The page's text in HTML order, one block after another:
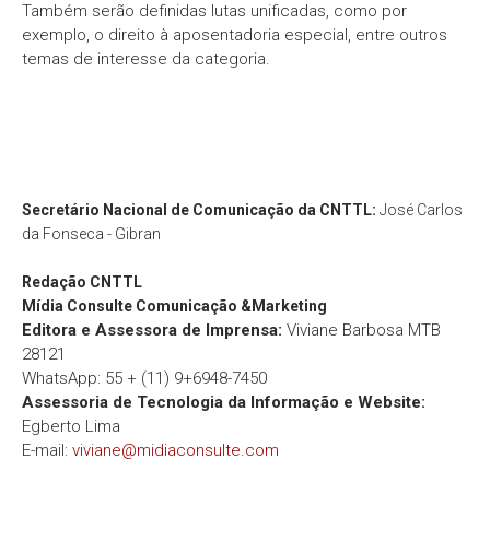
Também serão definidas lutas unificadas, como por
exemplo, o direito à aposentadoria especial, entre outros
temas de interesse da categoria.
Secretário Nacional de Comunicação da CNTTL: José Carlos
da Fonseca - Gibran
Redação CNTTL
Mídia Consulte Comunicação &Marketing
Editora e Assessora de Imprensa: Viviane Barbosa MTB
28121
WhatsApp: 55 + (11) 9+6948-7450
Assessoria de Tecnologia da Informação e Website:
Egberto Lima
E-mail: viviane@midiaconsulte.com